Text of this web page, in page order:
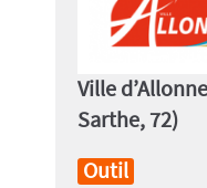
Ville
Sarthe, 72)
Outil